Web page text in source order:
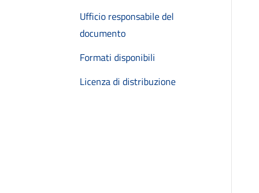
Ufficio responsabile del
documento
Formati disponibili
Licenza di distribuzione